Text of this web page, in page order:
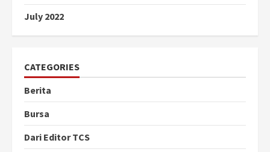
July 2022
CATEGORIES
Berita
Bursa
Dari Editor TCS